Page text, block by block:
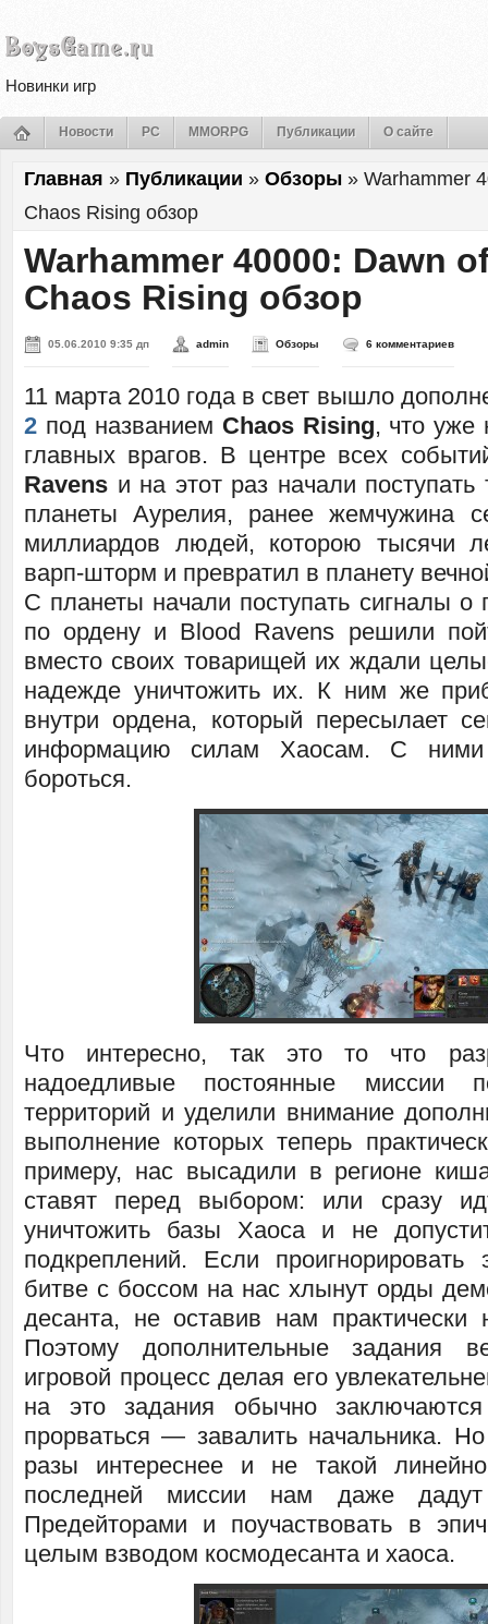
Новинки игр
Новости PC MMORPG Публикации О сайте
Главная » Публикации » Обзоры » Warhammer
Chaos Rising обзор
Warhammer 40000: Dawn
Chaos Rising обзор
05.06.2010 9:35 дп admin Обзоры 6 комментариев
11 марта 2010 года в свет вышло
2 под названием Chaos Rising, что уже
главных врагов. В центре всех
Ravens и на этот раз начали
планеты Аурелия, ранее жемчужина
миллиардов людей, которою тысячи
варп-шторм и превратил в планету
С планеты начали поступать сигналы о
по ордену и Blood Ravens решили
вместо своих товарищей их ждали
надежде уничтожить их. К ним же
внутри ордена, который пересылает
информацию силам Хаосам. С
бороться.
Что интересно, так это то что
надоедливые постоянные миссии
территорий и уделили внимание
выполнение которых теперь
примеру, нас высадили в регионе
ставят перед выбором: или сразу
уничтожить базы Хаоса и не
подкреплений. Если
битве с боссом на нас хлынут орды
десанта, не оставив нам практически
Поэтому дополнительные задания
игровой процесс делая его
на это задания обычно
прорваться — завалить начальника.
разы интереснее и не такой
последней миссии нам даже
Предейторами и поучаствовать в
целым взводом космодесанта и хаоса.